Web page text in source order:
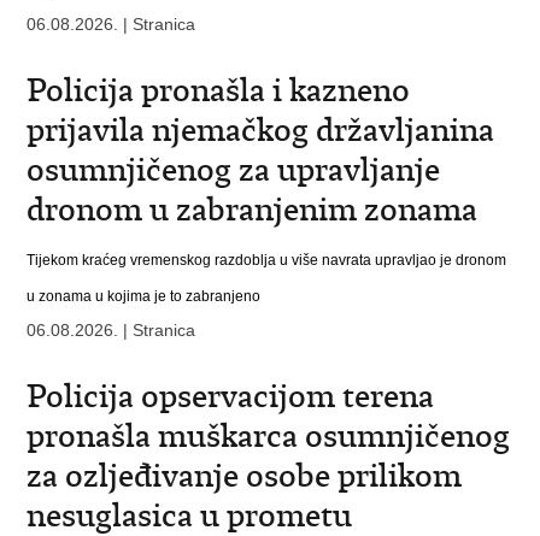
06.08.2026. | Stranica
Policija pronašla i kazneno
prijavila njemačkog državljanina
osumnjičenog za upravljanje
dronom u zabranjenim zonama
Tijekom kraćeg vremenskog razdoblja u više navrata upravljao je dronom
u zonama u kojima je to zabranjeno
06.08.2026. | Stranica
Policija opservacijom terena
pronašla muškarca osumnjičenog
za ozljeđivanje osobe prilikom
nesuglasica u prometu